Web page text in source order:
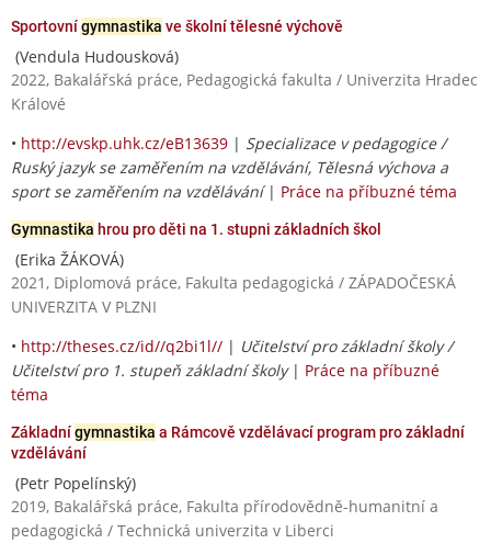
Sportovnígymnastika ve školní tělesné výchově
(Vendula Hudousková)
2022, Bakalářská práce, Pedagogická fakulta / Univerzita Hradec
Králové
• http://evskp.uhk.cz/eB13639 | Specializace v pedagogice /
Ruský jazyk se zaměřením na vzdělávání, Tělesná výchova a
sport se zaměřením na vzdělávání| Práce na příbuzné téma
Gymnastika hrou pro děti na 1. stupni základních škol
(Erika ŽÁKOVÁ)
2021, Diplomová práce, Fakulta pedagogická / ZÁPADOČESKÁ
UNIVERZITA V PLZNI
• http://theses.cz/id//q2bi1l// | Učitelství pro základní školy /
Učitelství pro 1. stupeň základní školy| Práce na příbuzné
téma
Základnígymnastika a Rámcově vzdělávací program pro základní
vzdělávání
(Petr Popelínský)
2019, Bakalářská práce, Fakulta přírodovědně-humanitní a
pedagogická / Technická univerzita v Liberci